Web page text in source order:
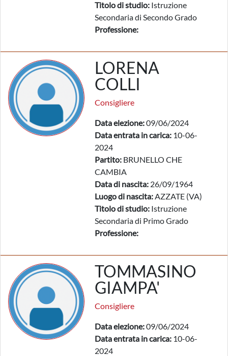
Titolo di studio: Istruzione
Secondaria di Secondo Grado
Professione:
LORENA
COLLI
Consigliere
Data elezione:09/06/2024
Data entrata in carica: 10-06-
2024
Partito: BRUNELLO CHE
CAMBIA
Data di nascita: 26/09/1964
Luogo di nascita:AZZATE (VA)
Titolo di studio: Istruzione
Secondaria di Primo Grado
Professione:
TOMMASINO
GIAMPA'
Consigliere
Data elezione:09/06/2024
Data entrata in carica: 10-06-
2024